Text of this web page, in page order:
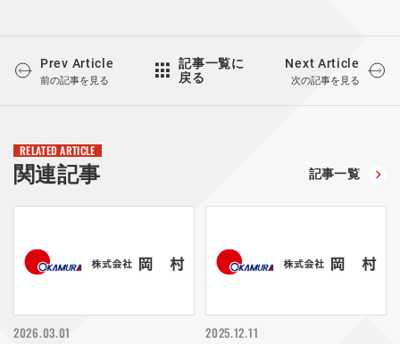
Prev Article
前の記事を見る
記事一覧に
戻る
Next Article
次の記事を見る
RELATED ARTICLE
関連記事 記事一覧
2026.03.01 2025.12.11